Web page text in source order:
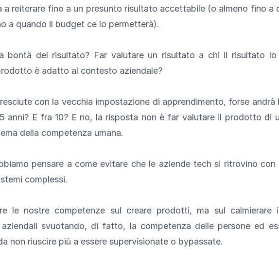
a reiterare fino a un presunto risultato accettabile (o almeno fino a
a quando il budget ce lo permetterà).
bontà del risultato? Far valutare un risultato a chi il risultato
è adatto al contesto aziendale?
con la vecchia impostazione di apprendimento, forse andrà
anni? E fra 10? E no, la risposta non è far valutare il prodotto di
della competenza umana.
pensare a come evitare che le aziende tech si ritrovino con
complessi.
le nostre competenze sul creare prodotti, ma sul
svuotando, di fatto, la competenza delle persone ed
non riuscire più a essere supervisionate o bypassate.